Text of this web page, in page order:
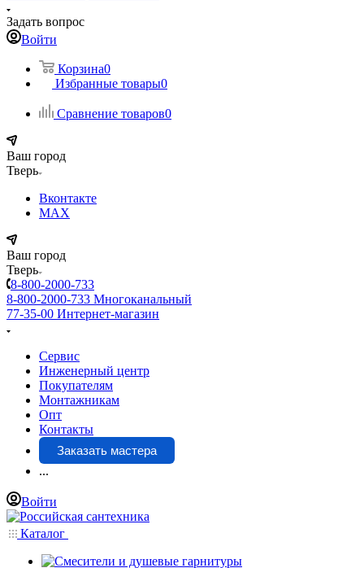
Задать вопрос
Войти
Корзина0
Избранные товары0
Сравнение товаров0
Ваш город
Тверь
Вконтакте
MAX
Ваш город
Тверь
8-800-2000-733
8-800-2000-733 Многоканальный
77-35-00 Интернет-магазин
Сервис
Инженерный центр
Покупателям
Монтажникам
Опт
Контакты
Заказать мастера
...
Войти
Каталог